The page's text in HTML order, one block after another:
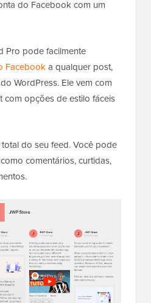
do Facebook com um
Pro pode facilmente
Facebooka qualquer post,
WordPress. Ele vem com
com opções de estilo fáceis
do seu feed. Você pode
comentários, curtidas,